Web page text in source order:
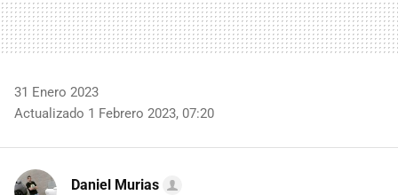
31 Enero 2023
Actualizado 1 Febrero 2023, 07:20
Daniel Murias